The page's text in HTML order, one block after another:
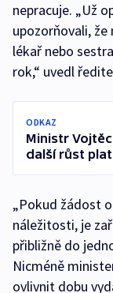
nepracuje. „Už
upozorňovali,
lékař nebo
rok,“ uvedl
ODKAZ
Ministr
další růst
„Pokud žádost
náležitosti, je
přibližně do
Nicméně
ovlivnit dobu